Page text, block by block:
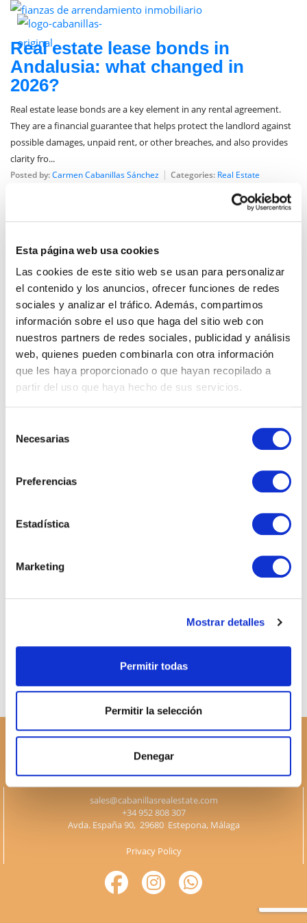
Esta página web usa cookies
Las cookies de este sitio web se usan para personalizar
el contenido y los anuncios, ofrecer funciones de redes
sociales y analizar el tráfico. Además, compartimos
información sobre el uso que haga del sitio web con
nuestros partners de redes sociales, publicidad y análisis
web, quienes pueden combinarla con otra información
que les haya proporcionado o que hayan recopilado a
partir del uso que haya hecho de sus servicios.
Necesarias
Preferencias
Estadística
Marketing
Mostrar detalles
Permitir todas
Permitir la selección
Denegar
Real estate lease bonds in
Andalusia: what changed in
2026?
Real estate lease bonds are a key element in any rental agreement.
They are a financial guarantee that helps protect the landlord against
possible damages, unpaid rent, or other breaches, and also provides
clarity fro...
Posted by:Carmen Cabanillas Sánchez Categories: Real Estate
Properties
What nobody explains about buying a house in Spain
Taxes When Selling a Property in Andalusia as a Non-
What is a real estate investment and how to do it
sales@cabanillasrealestate.com
+34 952 808 307
Avda. España 90, 29680 Estepona, Málaga
Privacy Policy